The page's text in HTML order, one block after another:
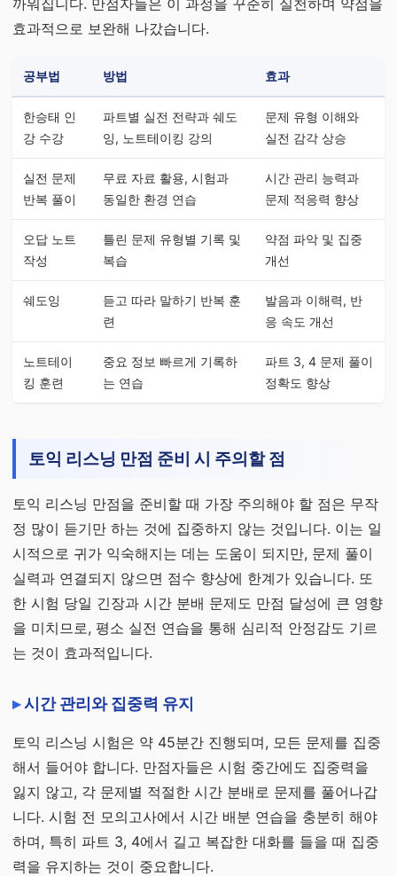
까워집니다. 만점자들은 이 과정을 꾸준히 실천하며 약점을
효과적으로 보완해 나갔습니다.
공부법 방법 효과
한승태 인
강 수강
파트별 실전 전략과 쉐도
잉, 노트테이킹 강의
문제 유형 이해와
실전 감각 상승
실전 문제
반복 풀이
무료 자료 활용, 시험과
동일한 환경 연습
시간 관리 능력과
문제 적응력 향상
오답 노트
작성
틀린 문제 유형별 기록 및
복습
약점 파악 및 집중
개선
쉐도잉
듣고 따라 말하기 반복 훈
련
발음과 이해력, 반
응 속도 개선
노트테이
킹 훈련
중요 정보 빠르게 기록하
는 연습
파트 3, 4 문제 풀이
정확도 향상
토익 리스닝 만점 준비 시 주의할 점
토익 리스닝 만점을 준비할 때 가장 주의해야 할 점은 무작
정 많이 듣기만 하는 것에 집중하지 않는 것입니다. 이는 일
시적으로 귀가 익숙해지는 데는 도움이 되지만, 문제 풀이
실력과 연결되지 않으면 점수 향상에 한계가 있습니다. 또
한 시험 당일 긴장과 시간 분배 문제도 만점 달성에 큰 영향
을 미치므로, 평소 실전 연습을 통해 심리적 안정감도 기르
는 것이 효과적입니다.
시간 관리와 집중력 유지
토익 리스닝 시험은 약 45분간 진행되며, 모든 문제를 집중
해서 들어야 합니다. 만점자들은 시험 중간에도 집중력을
잃지 않고, 각 문제별 적절한 시간 분배로 문제를 풀어나갑
니다. 시험 전 모의고사에서 시간 배분 연습을 충분히 해야
하며, 특히 파트 3, 4에서 길고 복잡한 대화를 들을 때 집중
력을 유지하는 것이 중요합니다.